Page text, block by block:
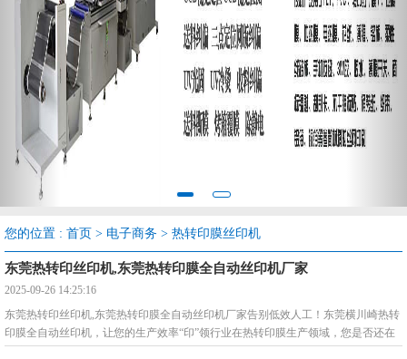
您的位置 : 首页 > 电子商务 > 热转印膜丝印机
东莞热转印丝印机,东莞热转印膜全自动丝印机厂家
2025-09-26 14:25:16
东莞热转印丝印机,东莞热转印膜全自动丝印机厂家告别低效人工！东莞横川崎热转
印膜全自动丝印机，让您的生产效率“印”领行业在热转印膜生产领域，您是否还在